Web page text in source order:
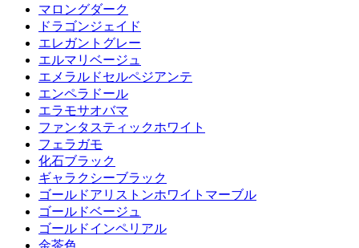
マロングダーク
ドラゴンジェイド
エレガントグレー
エルマリベージュ
エメラルドセルペジアンテ
エンペラドール
エラモサオバマ
ファンタスティックホワイト
フェラガモ
化石ブラック
ギャラクシーブラック
ゴールドアリストンホワイトマーブル
ゴールドベージュ
ゴールドインペリアル
金茶色